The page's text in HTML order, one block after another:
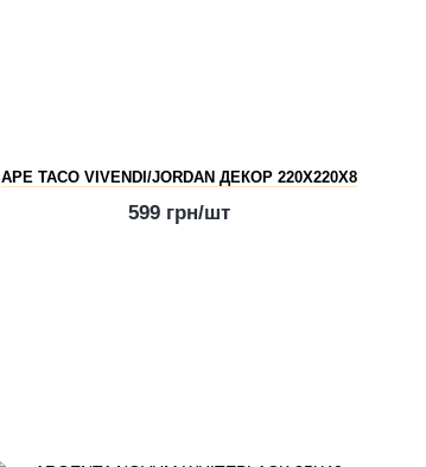
APE TACO VIVENDI/JORDAN ДЕКОР 220X220X8
599 грн/шт